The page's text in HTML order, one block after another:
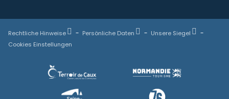
Rechtliche Hinweise Persönliche Daten
Unsere Siegel
Cookies Einstellungen